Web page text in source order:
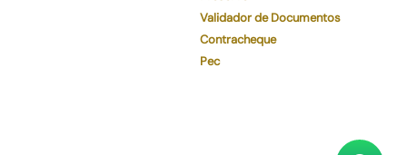
Validador de Documentos
Contracheque
Pec